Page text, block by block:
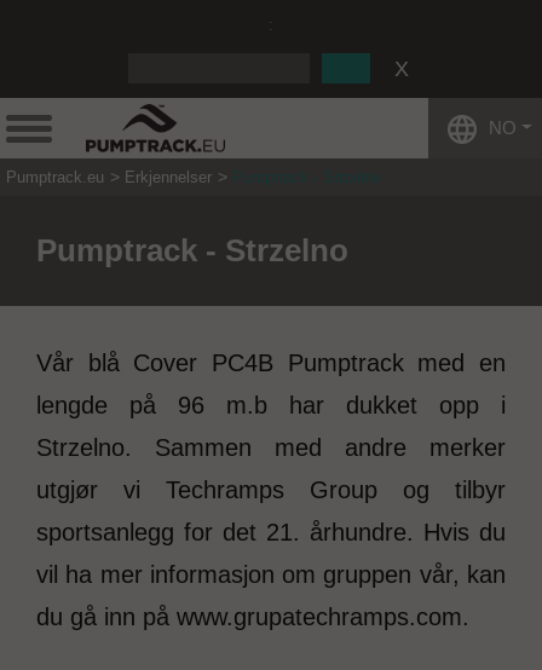
NO
Pumptrack.eu Erkjennelser Pumptrack - Strzelno
Pumptrack - Strzelno
Vår blå Cover PC4B Pumptrack med en
lengde på 96 m.b har dukket opp i
Strzelno. Sammen med andre merker
utgjør vi Techramps Group og tilbyr
sportsanlegg for det 21. århundre. Hvis du
vil ha mer informasjon om gruppen vår, kan
du gå inn på www.grupatechramps.com.